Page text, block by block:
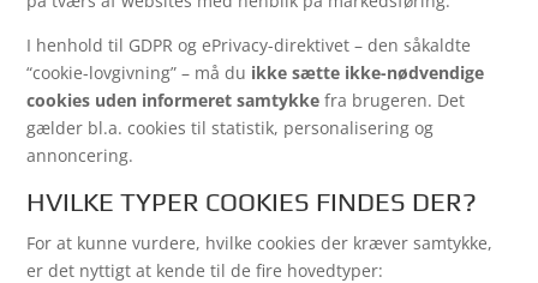
I henhold til GDPR og ePrivacy-direktivet – den såkaldte
“cookie-lovgivning” – må du ikke sætte ikke-nødvendige
cookies uden informeret samtykke fra brugeren. Det
gælder bl.a. cookies til statistik, personalisering og
annoncering.
HVILKE TYPER COOKIES FINDES DER?
For at kunne vurdere, hvilke cookies der kræver samtykke,
er det nyttigt at kende til de fire hovedtyper: